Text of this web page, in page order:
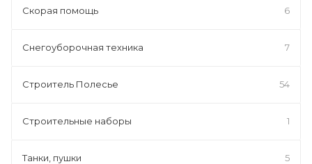
Скорая помощь 6
Снегоуборочная техника 7
Строитель Полесье 54
Строительные наборы 1
Танки, пушки 5